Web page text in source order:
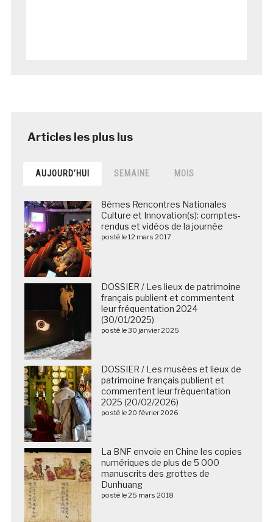
AUJOURD’HUI SEMAINE MOIS
8èmes Rencontres Nationales
Culture et Innovation(s): comptes-
rendus et vidéos de la journée
posté le 12 mars 2017
DOSSIER / Les lieux de patrimoine
français publient et commentent
leur fréquentation 2024
(30/01/2025)
posté le 30 janvier 2025
DOSSIER / Les musées et lieux de
patrimoine français publient et
commentent leur fréquentation
2025 (20/02/2026)
posté le 20 février 2026
La BNF envoie en Chine les copies
numériques de plus de 5 000
manuscrits des grottes de
Dunhuang
posté le 25 mars 2018